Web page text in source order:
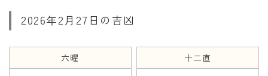
紋切り遊び
2026年2月27日の吉凶
六曜 十二直